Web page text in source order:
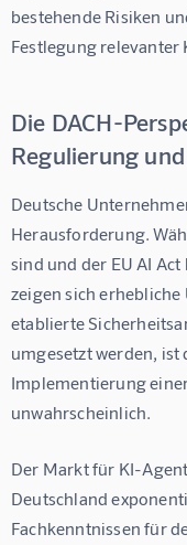
bestehende Risiken
Festlegung relevanter
Die DACH-
Regulierung
Deutsche
Herausforderung.
sind und der EU AI
zeigen sich
etablierte
umgesetzt werden,
Implementierung
unwahrscheinlich.
Der Markt für KI-
Deutschland
Fachkenntnissen für